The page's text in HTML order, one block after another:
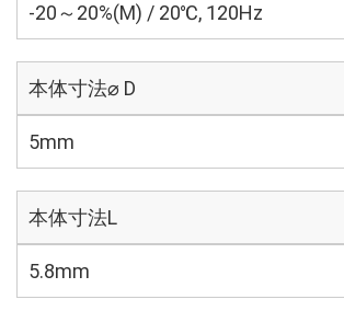
-20～20%(M) / 20℃, 120Hz
本体寸法⌀ D
5mm
本体寸法L
5.8mm